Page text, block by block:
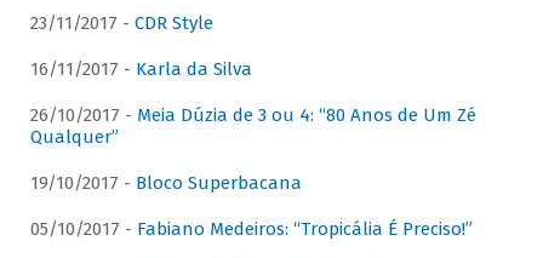
23/11/2017 - CDR Style
16/11/2017 - Karla da Silva
26/10/2017 - Meia Dúzia de 3 ou 4: “80 Anos de Um Zé
Qualquer”
19/10/2017 - Bloco Superbacana
05/10/2017 - Fabiano Medeiros: “Tropicália É Preciso!”